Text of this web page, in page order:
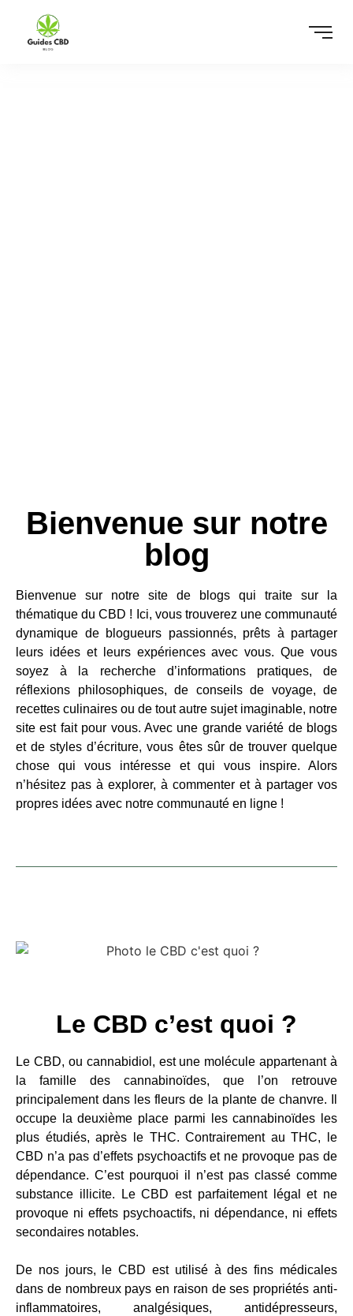
Bienvenue sur notre
blog
Bienvenue sur notre site de blogs qui traite sur la
thématique du CBD ! Ici, vous trouverez une communauté
dynamique de blogueurs passionnés, prêts à partager
leurs idées et leurs expériences avec vous. Que vous
soyez à la recherche d’informations pratiques, de
réflexions philosophiques, de conseils de voyage, de
recettes culinaires ou de tout autre sujet imaginable, notre
site est fait pour vous. Avec une grande variété de blogs
et de styles d’écriture, vous êtes sûr de trouver quelque
chose qui vous intéresse et qui vous inspire. Alors
n’hésitez pas à explorer, à commenter et à partager vos
propres idées avec notre communauté en ligne !
Le CBD c’est quoi ?​
Le CBD, ou cannabidiol, est une molécule appartenant à
la famille des cannabinoïdes, que l’on retrouve
principalement dans les fleurs de la plante de chanvre. Il
occupe la deuxième place parmi les cannabinoïdes les
plus étudiés, après le THC. Contrairement au THC, le
CBD n’a pas d’effets psychoactifs et ne provoque pas de
dépendance. C’est pourquoi il n’est pas classé comme
substance illicite. Le CBD est parfaitement légal et ne
provoque ni effets psychoactifs, ni dépendance, ni effets
secondaires notables.
De nos jours, le CBD est utilisé à des fins médicales
dans de nombreux pays en raison de ses propriétés anti-
inflammatoires, analgésiques, antidépresseurs,